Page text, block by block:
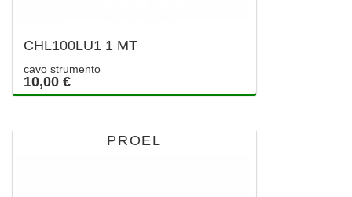
CHL100LU1 1 MT
cavo strumento
10,00 €
PROEL